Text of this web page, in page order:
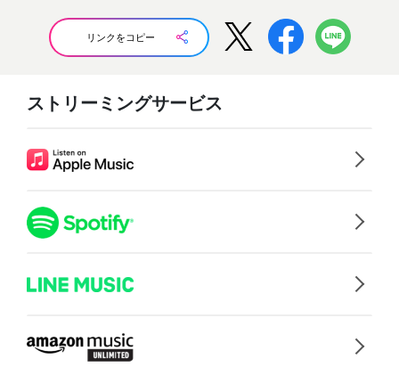
リンクをコピー
ストリーミングサービス